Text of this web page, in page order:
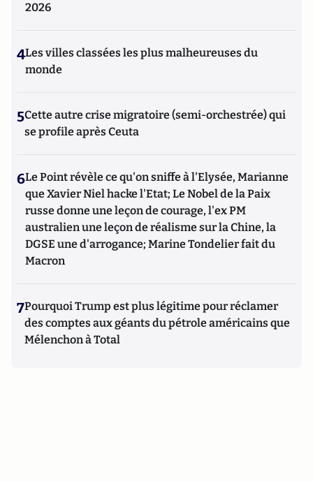
2026
4Les villes classées les plus malheureuses du
monde
5Cette autre crise migratoire (semi-orchestrée) qui
se profile après Ceuta
6Le Point révèle ce qu'on sniffe à l'Elysée, Marianne
que Xavier Niel hacke l'Etat; Le Nobel de la Paix
russe donne une leçon de courage, l'ex PM
australien une leçon de réalisme sur la Chine, la
DGSE une d'arrogance; Marine Tondelier fait du
Macron
7Pourquoi Trump est plus légitime pour réclamer
des comptes aux géants du pétrole américains que
Mélenchon à Total